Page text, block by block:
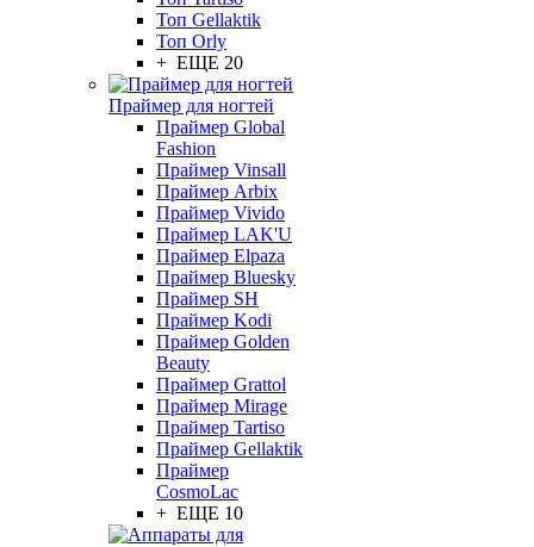
Топ Gellaktik
Топ Orly
+ ЕЩЕ 20
Праймер для ногтей
Праймер Global
Fashion
Праймер Vinsall
Праймер Arbix
Праймер Vivido
Праймер LAK'U
Праймер Elpaza
Праймер Bluesky
Праймер SH
Праймер Kodi
Праймер Golden
Beauty
Праймер Grattol
Праймер Mirage
Праймер Tartiso
Праймер Gellaktik
Праймер
CosmoLac
+ ЕЩЕ 10